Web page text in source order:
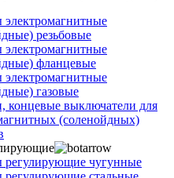
резьбовые
фланцевые
газовые
концевые выключатели для
(соленойдных)
регулирующие чугунные